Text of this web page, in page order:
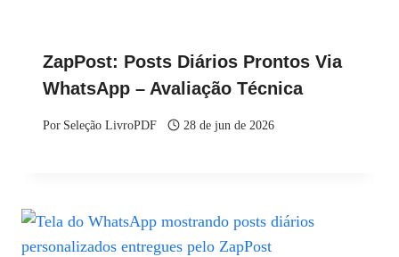
ZapPost: Posts Diários Prontos Via
WhatsApp – Avaliação Técnica
Por Seleção LivroPDF 28 de jun de 2026